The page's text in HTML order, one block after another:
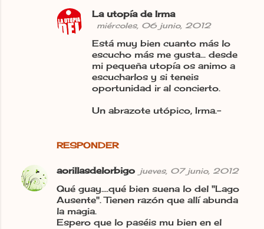
RESPONDER
La utopía de Irma
miércoles, 06 junio, 2012
Está muy bien cuanto más lo
escucho más me gusta... desde
mi pequeña utopía os animo a
escucharlos y si teneis
oportunidad ir al concierto.
Un abrazote utópico, Irma.-
aorillasdelorbigo jueves, 07 junio, 2012
Qué guay....qué bien suena lo del "Lago
Ausente". Tienen razón que allí abunda
la magia.
Espero que lo paséis mu bien en el